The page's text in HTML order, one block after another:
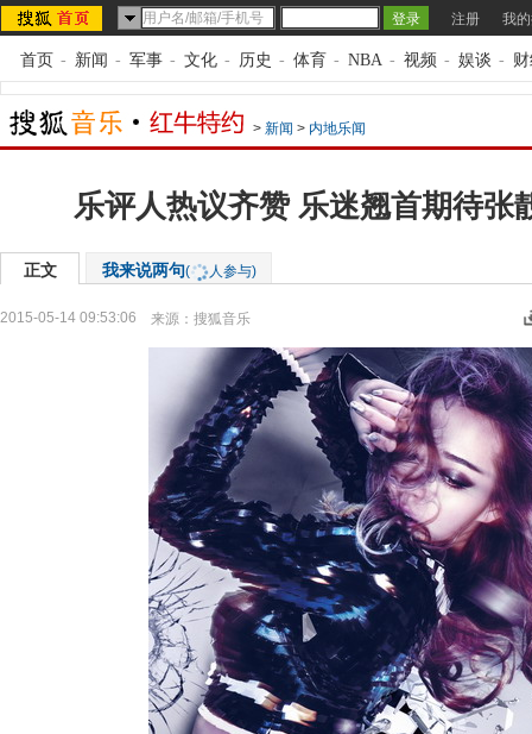
注册 我
首页 - 新闻 - 军事 - 文化 - 历史 - 体育 - NBA - 视频 - 娱谈 -
> 新闻 > 内地乐闻
乐评人热议齐赞 乐迷翘首期待张
正文 我来说两句( 人参与)
2015-05-14 09:53:06 来源： 搜狐音乐